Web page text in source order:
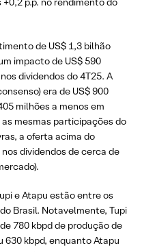
de US$ 1,3 bilhão
impacto de US$ 590
dividendos do 4T25. A
era de US$ 900
milhões a menos em
mesmas participações do
a oferta acima do
dividendos de cerca de
e Atapu estão entre os
Brasil. Notavelmente, Tupi
780 kbpd de produção de
kbpd, enquanto Atapu